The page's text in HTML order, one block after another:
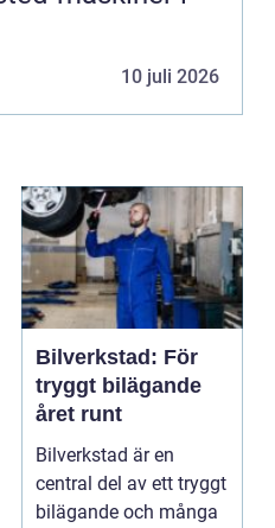
10 juli 2026
Bilverkstad: För
tryggt bilägande
året runt
Bilverkstad är en
central del av ett tryggt
bilägande och många